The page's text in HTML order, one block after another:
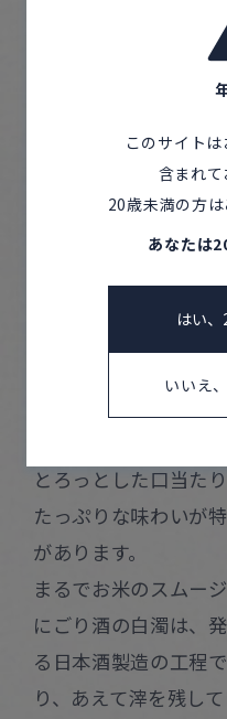
にごり酒っ
とろっとした口当た
たっぷりな味わいが
があります。
まるでお米のスムー
にごり酒の白濁は、
る日本酒製造の工程
り、あえて滓を残して
このサイト
含まれて
20歳未満の方は
あなたは
はい
いいえ